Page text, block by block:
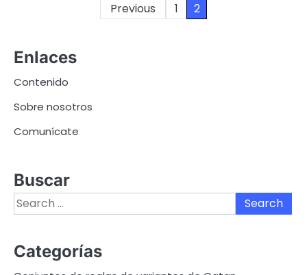
Previous 1 2
Enlaces
Contenido
Sobre nosotros
Comunícate
Buscar
Search
for:
Categorías